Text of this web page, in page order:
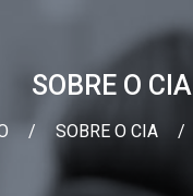
SOBRE O CIA
/ SOBRE O CIA /